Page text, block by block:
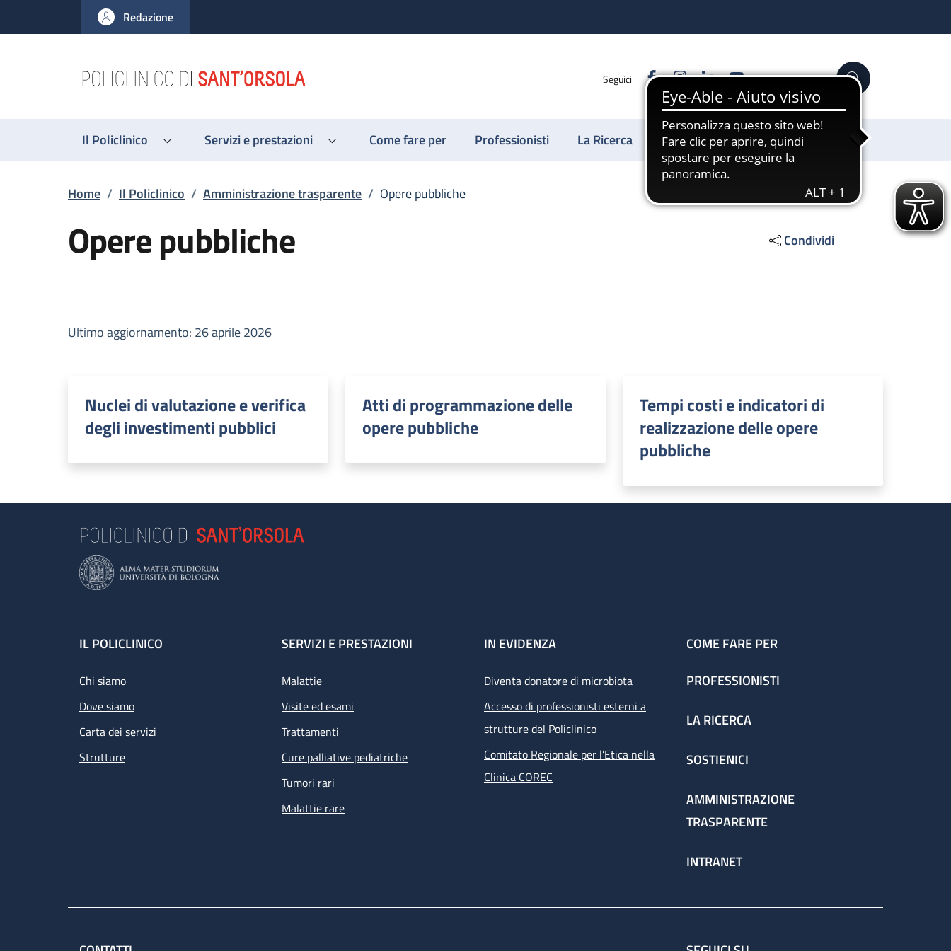
al contenuto principale
to footer content
Redazione
Seguici FacebookInstagram
LinkedinYouTube Cerca
Il Policlinico Servizi e prestazioni Come fare per Professionisti La Ricerca Sostienici
Briciole di pane
Home / Il Policlinico / Amministrazione trasparente / Opere pubbliche
Opere pubbliche Condividi
Ultimo aggiornamento: 26 aprile 2026
Nuclei di valutazione e verifica
degli investimenti pubblici
Atti di programmazione delle
opere pubbliche
Tempi costi e indicatori di
realizzazione delle opere
pubbliche
Footer
IL POLICLINICO
Chi siamo
Dove siamo
Carta dei servizi
Strutture
SERVIZI E PRESTAZIONI
Malattie
Visite ed esami
Trattamenti
Cure palliative pediatriche
Tumori rari
Malattie rare
IN EVIDENZA
Diventa donatore di microbiota
Accesso di professionisti esterni a
strutture del Policlinico
Comitato Regionale per l’Etica nella
Clinica COREC
COME FARE PER
PROFESSIONISTI
LA RICERCA
SOSTIENICI
AMMINISTRAZIONE
TRASPARENTE
INTRANET